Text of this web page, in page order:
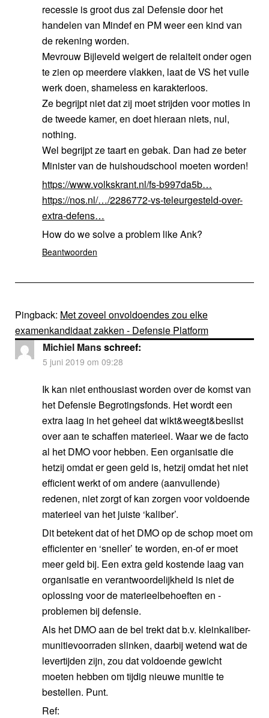
recessie is groot dus zal Defensie door het
handelen van Mindef en PM weer een kind van
de rekening worden.
Mevrouw Bijleveld weigert de relaiteit onder ogen
te zien op meerdere vlakken, laat de VS het vuile
werk doen, shameless en karakterloos.
Ze begrijpt niet dat zij moet strijden voor moties in
de tweede kamer, en doet hieraan niets, nul,
nothing.
Wel begrijpt ze taart en gebak. Dan had ze beter
Minister van de huishoudschool moeten worden!
https://www.volkskrant.nl/fs-b997da5b…
https://nos.nl/…/2286772-vs-teleurgesteld-over-
extra-defens…
How do we solve a problem like Ank?
Beantwoorden
Pingback: Met zoveel onvoldoendes zou elke
examenkandidaat zakken - Defensie Platform
Michiel Mansschreef:
5 juni 2019 om 09:28
Ik kan niet enthousiast worden over de komst van
het Defensie Begrotingsfonds. Het wordt een
extra laag in het geheel dat wikt&weegt&beslist
over aan te schaffen materieel. Waar we de facto
al het DMO voor hebben. Een organisatie die
hetzij omdat er geen geld is, hetzij omdat het niet
efficient werkt of om andere (aanvullende)
redenen, niet zorgt of kan zorgen voor voldoende
materieel van het juiste ‘kaliber’.
Dit betekent dat of het DMO op de schop moet om
efficienter en ‘sneller’ te worden, en-of er moet
meer geld bij. Een extra geld kostende laag van
organisatie en verantwoordelijkheid is niet de
oplossing voor de materieelbehoeften en -
problemen bij defensie.
Als het DMO aan de bel trekt dat b.v. kleinkaliber-
munitievoorraden slinken, daarbij wetend wat de
levertijden zijn, zou dat voldoende gewicht
moeten hebben om tijdig nieuwe munitie te
bestellen. Punt.
Ref: